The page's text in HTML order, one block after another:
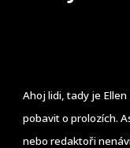
Ahoj lidi, tady je
pobavit o prolozích.
nebo redaktoři